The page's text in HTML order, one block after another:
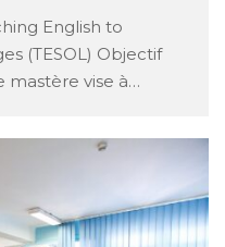
English to
(TESOL) Objectif
mastère vise à
Il a, aussi,
étudiants aux
spécifiques :